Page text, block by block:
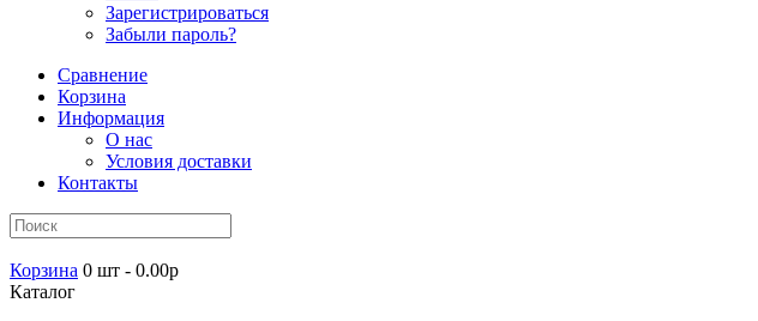
Зарегистрироваться
Забыли пароль?
Сравнение
Корзина
Информация
О нас
Условия доставки
Контакты
Корзина 0 шт - 0.00р
Каталог